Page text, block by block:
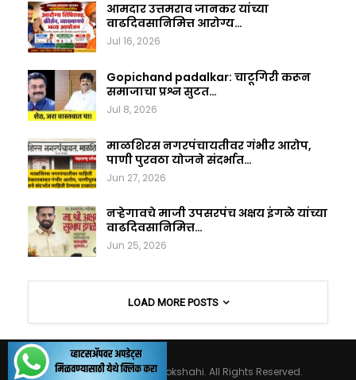
आमदार उत्तमराव जानकर यांच्या
वाढदिवसानिमित्त आरोग्य…
Jul 16, 2026
Gopichand padalkar: चाटूगिरी करून
समाजाचा प्रश्न सुटत…
Jul 8, 2026
माळशिरस नगरपंचायतीवर गंभीर आरोप,
पाणी पुरवठा योजने संदर्भात…
Jun 27, 2026
नऱ्हेगावचे माजी उपसरपंच अक्षय इंगळे यांच्या
वाढदिवसानिमित्त…
Jun 25, 2026
LOAD MORE POSTS
© 2026 - Maharashtralokshahi. All Rights Reserved.